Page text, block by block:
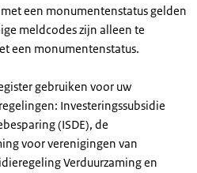
een monumentenstatus gelden
meldcodes zijn alleen te
een monumentenstatus.
gebruiken voor uw
Investeringssubsidie
(ISDE), de
voor verenigingen van
Verduurzaming en